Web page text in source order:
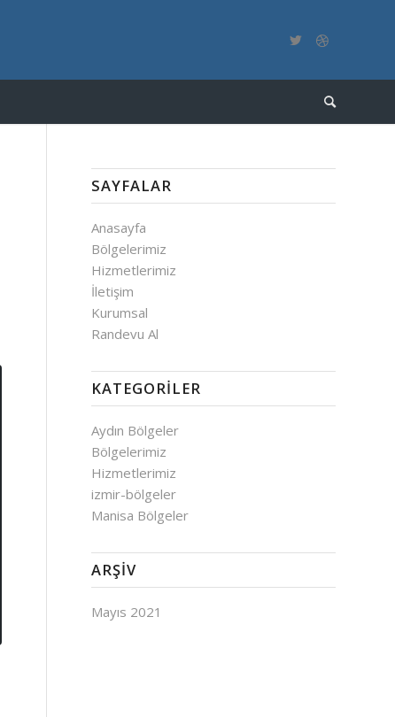
SAYFALAR
Anasayfa
Bölgelerimiz
Hizmetlerimiz
İletişim
Kurumsal
Randevu Al
KATEGORILER
Aydın Bölgeler
Bölgelerimiz
Hizmetlerimiz
izmir-bölgeler
Manisa Bölgeler
ARŞIV
Mayıs 2021